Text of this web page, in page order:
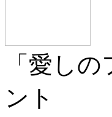
「愛し
ント